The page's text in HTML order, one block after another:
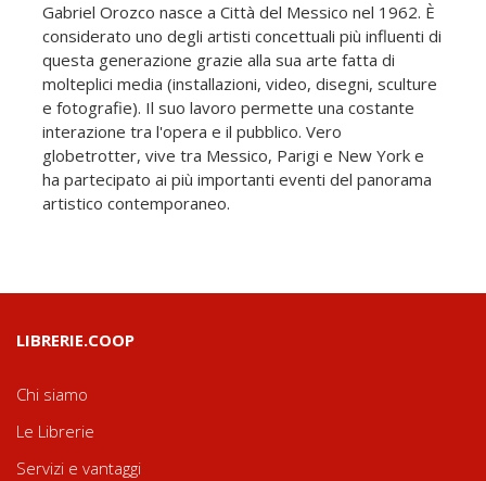
Gabriel Orozco nasce a Città del Messico nel 1962. È
considerato uno degli artisti concettuali più influenti di
questa generazione grazie alla sua arte fatta di
molteplici media (installazioni, video, disegni, sculture
e fotografie). Il suo lavoro permette una costante
interazione tra l'opera e il pubblico. Vero
globetrotter, vive tra Messico, Parigi e New York e
ha partecipato ai più importanti eventi del panorama
artistico contemporaneo.
LIBRERIE.COOP
Chi siamo
Le Librerie
Servizi e vantaggi